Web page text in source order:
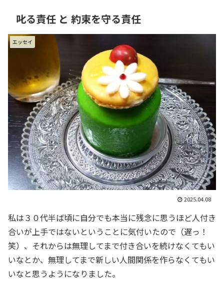
叱る責任 と 約束を守る責任
エッセイ
2025.04.08
私は３０代半ば頃に自分でも本当に残念に思うほど人付き
合いが上手ではないということに気付いたので（遅っ！
笑）、それからは無理してまで付き合いを続けなくてもい
いなとか、無理してまで新しい人間関係を作らなくてもい
いなと思うようになりました。